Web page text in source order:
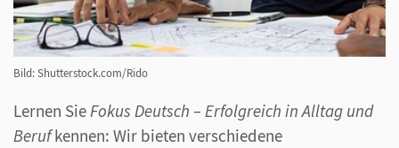
Bild: Shutterstock.com/Rido
Lernen SieFokus Deutsch – Erfolgreich in Alltag und
Berufkennen: Wir bieten verschiedene